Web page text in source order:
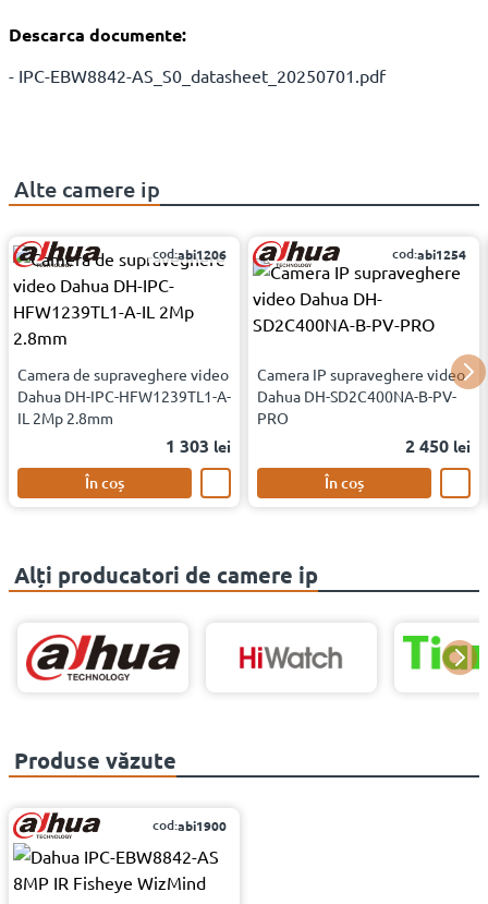
Descarca documente:
- IPC-EBW8842-AS_S0_datasheet_20250701.pdf
Alte camere ip
cod:abi1206
Camera de supraveghere video
Dahua DH-IPC-HFW1239TL1-A-
IL 2Mp 2.8mm
1 303 lei
În coș
cod:abi1254
Camera IP supraveghere video
Dahua DH-SD2C400NA-B-PV-
PRO
2 450 lei
În coș
Alți producatori de camere ip
Produse văzute
cod:abi1900